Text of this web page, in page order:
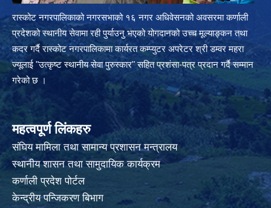
रास्कोट नगरपालिकाको नगरसभाको १६ नगर अधिवेसनको अवसरमा कर्णाली
प्रदेशको स्थानीय सेवामा रही पुर्याउनु भएको योगदानको उच्च मूल्याङ्कन तथा
कदर गर्दै रास्कोट नगरपालिकामा कार्यरत कम्प्युटर अपरेटर श्री डम्वर महरा
ज्यूलाई "उत्कृष्ट स्थानीय सेवा पुरुस्कार" सहित प्रशंसा-पत्र प्रदान गर्दै सम्मान
गरेको छ ।
महत्वपूर्ण लिंकहरु
संघिय मामिला तथा सामान्य प्रशासन मन्त्रालय
स्थानीय शासन तथा सामुदायिक कार्यक्रम
कर्णाली प्रदेश पोर्टल
केन्द्रीय पन्जिकरण बिभाग